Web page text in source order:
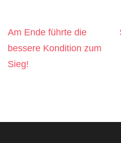
Am Ende führte die
bessere Kondition zum
Sieg!